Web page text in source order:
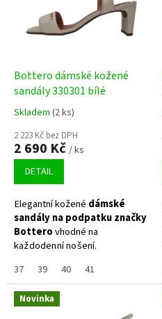
b
o
n
h
a
u
x
y
Bottero dámské kožené
sandály 330301 bílé
Skladem (2 ks)
2 223 Kč bez DPH
2 690 Kč / ks
DETAIL
Elegantní kožené dámské
sandály na podpatku značky
Botterovhodnéna
každodenní nošení.
37 39 40 41
Novinka